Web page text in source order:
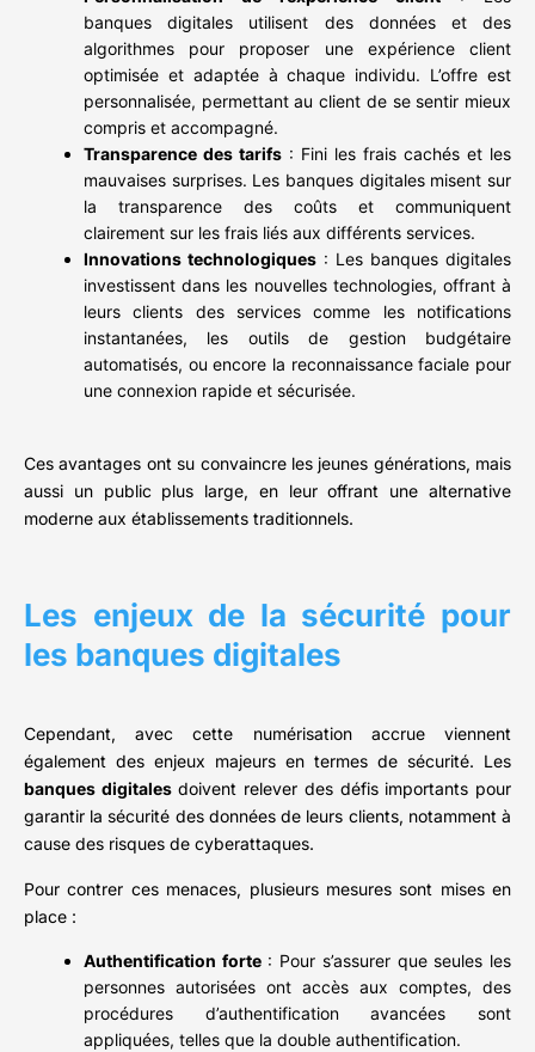
banques digitales utilisent des données et des
algorithmes pour proposer une expérience client
optimisée et adaptée à chaque individu. L’offre est
personnalisée, permettant au client de se sentir mieux
compris et accompagné.
Transparence des tarifs : Fini les frais cachés et les
mauvaises surprises. Les banques digitales misent sur
la transparence des coûts et communiquent
clairement sur les frais liés aux différents services.
Innovations technologiques : Les banques digitales
investissent dans les nouvelles technologies, offrant à
leurs clients des services comme les notifications
instantanées, les outils de gestion budgétaire
automatisés, ou encore la reconnaissance faciale pour
une connexion rapide et sécurisée.
Ces avantages ont su convaincre les jeunes générations, mais
aussi un public plus large, en leur offrant une alternative
moderne aux établissements traditionnels.
Les enjeux de la sécurité pour
les banques digitales
Cependant, avec cette numérisation accrue viennent
également des enjeux majeurs en termes de sécurité. Les
banques digitalesdoivent relever des défis importants pour
garantir la sécurité des données de leurs clients, notamment à
cause des risques de cyberattaques.
Pour contrer ces menaces, plusieurs mesures sont mises en
place :
Authentification forte: Pour s’assurer que seules les
personnes autorisées ont accès aux comptes, des
procédures d’authentification avancées sont
appliquées, telles que la double authentification.